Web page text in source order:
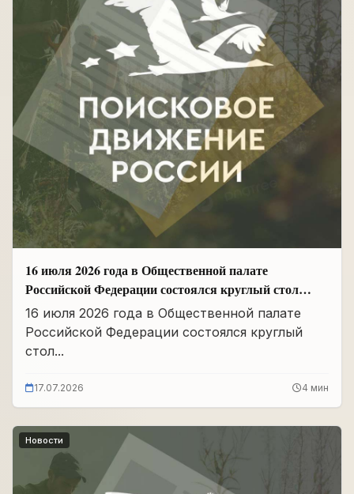
16 июля 2026 года в Общественной палате
Российской Федерации состоялся круглый стол
«Сохранение памяти о Героях подвига
самопожертвования и воспитание...
16 июля 2026 года в Общественной палате
Российской Федерации состоялся круглый
стол...
17.07.2026 4 мин
Новости